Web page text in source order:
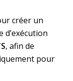
créer un
d’exécution
, afin de
pour